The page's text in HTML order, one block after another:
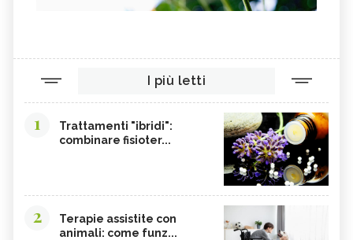
I più letti
1
Trattamenti "ibridi":
combinare fisioter...
2
Terapie assistite con
animali: come funz...